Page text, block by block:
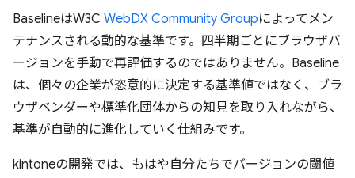
BaselineはW3C WebDX Community Groupによってメン
テナンスされる動的な基準です。四半期ごとにブラウザバ
ージョンを手動で再評価するのではありません。Baseline
は、個々の企業が恣意的に決定する基準値ではなく、ブラ
ウザベンダーや標準化団体からの知見を取り入れながら、
基準が自動的に進化していく仕組みです。
kintoneの開発では、もはや自分たちでバージョンの閾値